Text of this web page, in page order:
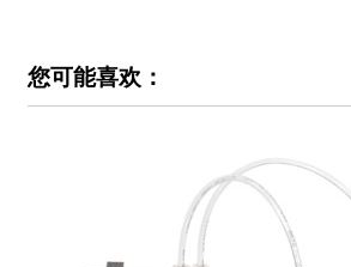
您可能喜欢：